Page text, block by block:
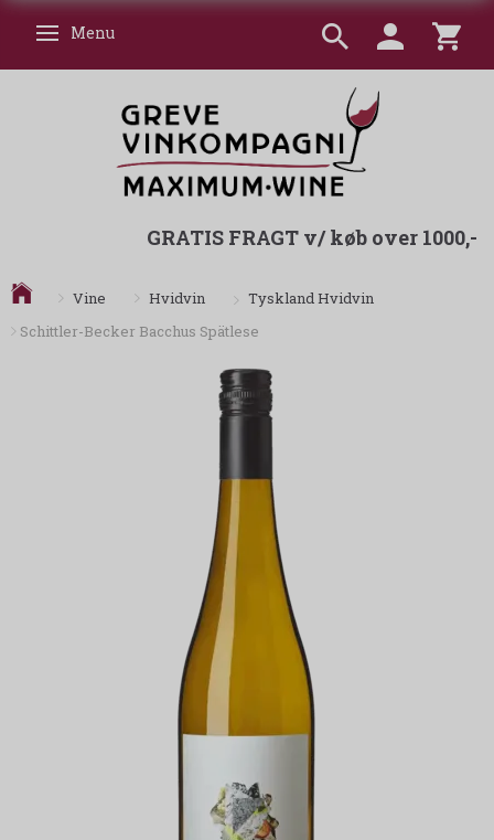
Skifte navigation
Menu
GRATIS FRAGT v/ køb over 1000,-
Vine Hvidvin
Tyskland Hvidvin
Schittler-Becker Bacchus Spätlese